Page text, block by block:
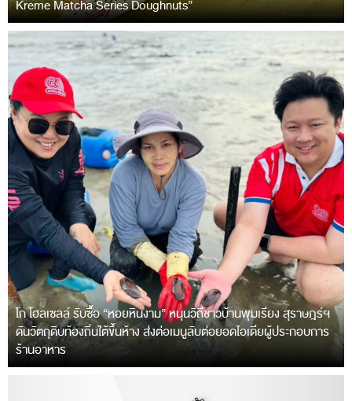
Kreme Matcha Series Doughnuts”
โก โฮลเซลล์ รับซื้อ “หอยหินงาม” หนุนวิถีชาวบ้านพุมเรียง สุราษฎร์ฯ
ดันวัตถุดิบท้องถิ่นใต้ขึ้นห้าง ส่งต่อเมนูลับต่อยอดไอเดียผู้ประกอบการ
ร้านอาหาร